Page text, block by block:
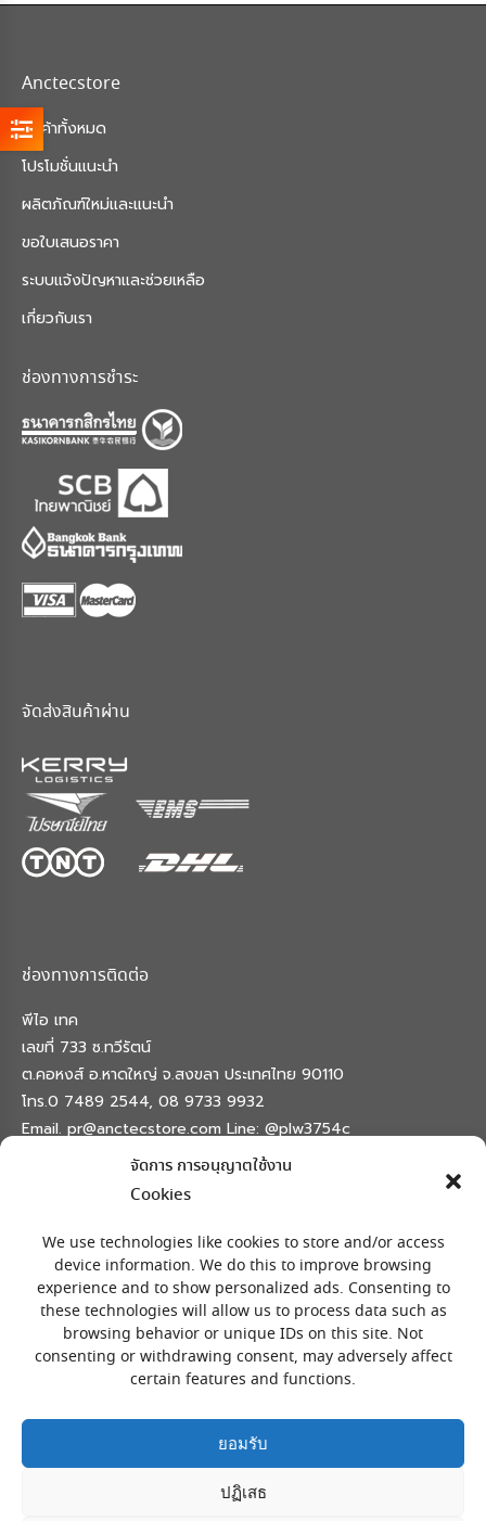
จัดการ การอนุญาตใช้งาน
Cookies
We use technologies like cookies to store and/or access
device information. We do this to improve browsing
experience and to show personalized ads. Consenting to
these technologies will allow us to process data such as
browsing behavior or unique IDs on this site. Not
consenting or withdrawing consent, may adversely affect
certain features and functions.
ยอมรับ
ปฏิเสธ
Anctecstore
สินค้าทั้งหมด
โปรโมชั่นแนะนำ
ผลิตภัณฑ์ใหม่และแนะนำ
ขอใบเสนอราคา
ระบบแจ้งปัญหาและช่วยเหลือ
เกี่ยวกับเรา
ช่องทางการชำระ
จัดส่งสินค้าผ่าน
ช่องทางการติดต่อ
พีไอ เทค
เลขที่ 733 ซ.ทวีรัตน์
ต.คอหงส์ อ.หาดใหญ่ จ.สงขลา ประเทศไทย 90110
โทร.0 7489 2544, 08 9733 9932
Email. pr@anctecstore.com Line: @plw3754c
opens
new
window
opens
in
new
window
opens
in
new
window
opens
in
new
window
เครื่องหมายลงทะเบียน
สงวนลิขสิทธิ์ © โดย พีไอ เทค 733 ซ.ทวีรัตน์ อ.หาดใหญ่ จ.สงขลา